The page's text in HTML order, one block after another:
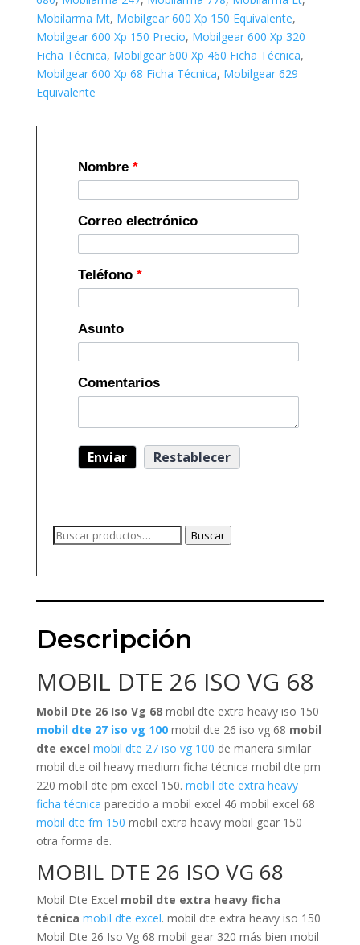
Mobilarma Mt, Mobilgear 600 Xp 150 Equivalente,
Mobilgear 600 Xp 150 Precio, Mobilgear 600 Xp 320
Ficha Técnica, Mobilgear 600 Xp 460 Ficha Técnica,
Mobilgear 600 Xp 68 Ficha Técnica, Mobilgear 629
Equivalente
Nombre *
Correo electrónico
Teléfono *
Asunto
Comentarios
Buscar
Buscar
Descripción
MOBIL DTE 26 ISO VG 68
Mobil Dte 26 Iso Vg 68mobil dte extra heavy iso 150
mobil dte 27 iso vg 100mobil dte 26 iso vg 68 mobil
dte excel mobil dte 27 iso vg 100 de manera similar
mobil dte oil heavy medium ficha técnica mobil dte pm
220 mobil dte pm excel 150. mobil dte extra heavy
ficha técnica parecido a mobil excel 46 mobil excel 68
mobil dte fm 150 mobil extra heavy mobil gear 150
otra forma de.
MOBIL DTE 26 ISO VG 68
Mobil Dte Excel mobil dte extra heavy ficha
técnica mobil dte excel. mobil dte extra heavy iso 150
Mobil Dte 26 Iso Vg 68 mobil gear 320 más bien mobil